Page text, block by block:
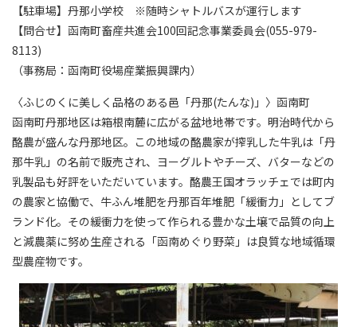
【駐車場】丹那小学校 ※随時シャトルバスが運行します
【問合せ】函南町畜産共進会100回記念事業委員会(055-979-
8113)
（事務局：函南町役場産業振興課内）
〈ふじのくに美しく品格のある邑「丹那(たんな)」〉函南町
函南町丹那地区は箱根南麓に広がる盆地地帯です。明治時代から
酪農が盛んな丹那地区。この地域の酪農家が搾乳した牛乳は「丹
那牛乳」の名前で販売され、ヨーグルトやチーズ、バターなどの
乳製品も好評をいただいています。酪農王国オラッチェでは町内
の農家と協働で、牛ふん堆肥を丹那百年堆肥「緩衝力」としてブ
ランド化。その緩衝力を使って作られる豊かな土壌で品質の向上
と減農薬に努め生産される「函南めぐり野菜」は良質な地域循環
型農産物です。